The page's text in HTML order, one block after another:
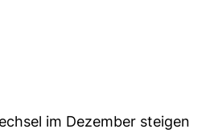
im Dezember steigen